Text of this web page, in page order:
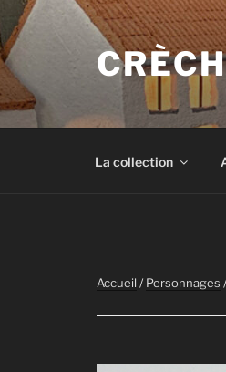
La collection
Accueil /Personnages